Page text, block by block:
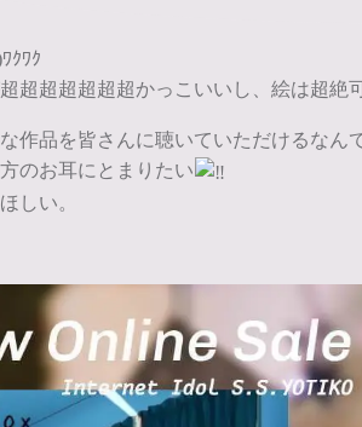
ｸﾜｸ
超超超超超超かっこいいし、絵は超絶
作品を皆さんに聴いていただけるなん
のお耳にとまりたい
しい。